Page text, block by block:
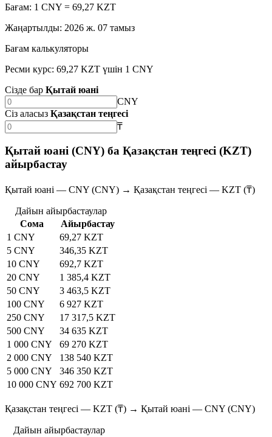
Бағам: 1 CNY = 69,27 KZT
Жаңартылды: 2026 ж. 07 тамыз
Бағам калькуляторы
Ресми курс: 69,27 KZT үшін 1 CNY
Сізде бар Қытай юані
CNY
Сіз аласыз Қазақстан теңгесі
₸
Қытай юані (CNY) ба Қазақстан теңгесі (KZT)
айырбастау
Қытай юані — CNY (CNY) → Қазақстан теңгесі — KZT (₸)
Дайын айырбастаулар
Сома
Айырбастау
1 CNY
69,27 KZT
5 CNY
346,35 KZT
10 CNY
692,7 KZT
20 CNY
1 385,4 KZT
50 CNY
3 463,5 KZT
100 CNY
6 927 KZT
250 CNY
17 317,5 KZT
500 CNY
34 635 KZT
1 000 CNY
69 270 KZT
2 000 CNY
138 540 KZT
5 000 CNY
346 350 KZT
10 000 CNY 692 700 KZT
Қазақстан теңгесі — KZT (₸) → Қытай юані — CNY (CNY)
Дайын айырбастаулар